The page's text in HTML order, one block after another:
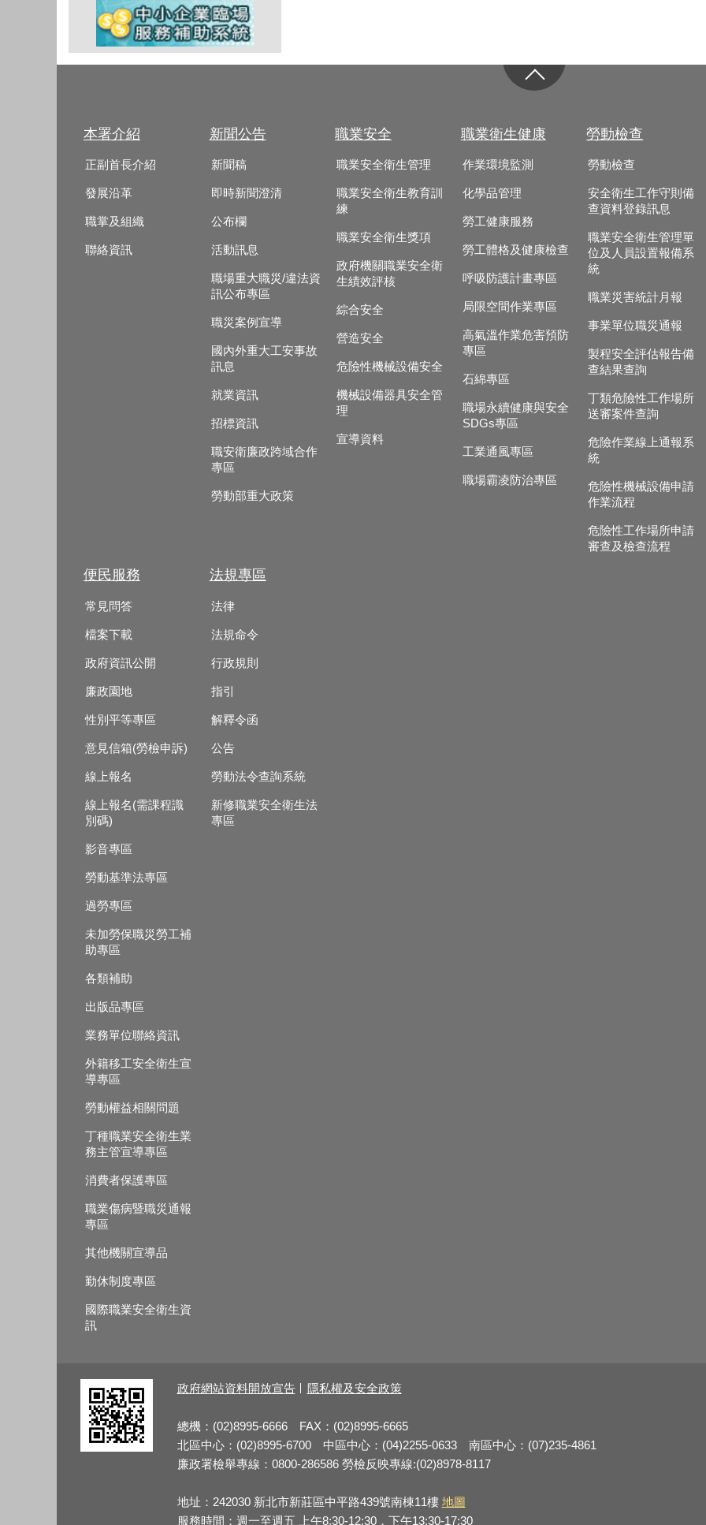
本署介紹
正副首長介紹
發展沿革
職掌及組織
聯絡資訊
新聞公告
新聞稿
即時新聞澄清
公布欄
活動訊息
職場重大職災/違法資
訊公布專區
職災案例宣導
國內外重大工安事故
訊息
就業資訊
招標資訊
職安衛廉政跨域合作
專區
勞動部重大政策
職業安全
職業安全衛生管理
職業安全衛生教育訓
練
職業安全衛生獎項
政府機關職業安全衛
生績效評核
綜合安全
營造安全
危險性機械設備安全
機械設備器具安全管
理
宣導資料
職業衛生健康
作業環境監測
化學品管理
勞工健康服務
勞工體格及健康檢查
呼吸防護計畫專區
局限空間作業專區
高氣溫作業危害預防
專區
石綿專區
職場永續健康與安全
SDGs專區
工業通風專區
職場霸凌防治專區
勞動檢查
勞動檢查
安全衛生工作守則備
查資料登錄訊息
職業安全衛生管理單
位及人員設置報備系
統
職業災害統計月報
事業單位職災通報
製程安全評估報告備
查結果查詢
丁類危險性工作場所
送審案件查詢
危險作業線上通報系
統
危險性機械設備申請
作業流程
危險性工作場所申請
審查及檢查流程
便民服務
常見問答
檔案下載
政府資訊公開
廉政園地
性別平等專區
意見信箱(勞檢申訴)
線上報名
線上報名(需課程識
別碼)
影音專區
勞動基準法專區
過勞專區
未加勞保職災勞工補
助專區
各類補助
出版品專區
業務單位聯絡資訊
外籍移工安全衛生宣
導專區
勞動權益相關問題
丁種職業安全衛生業
務主管宣導專區
消費者保護專區
職業傷病暨職災通報
專區
其他機關宣導品
勤休制度專區
國際職業安全衛生資
訊
法規專區
法律
法規命令
行政規則
指引
解釋令函
公告
勞動法令查詢系統
新修職業安全衛生法
專區
政府網站資料開放宣告 隱私權及安全政策
總機：(02)8995-6666 FAX：(02)8995-6665
北區中心：(02)8995-6700 中區中心：(04)2255-0633 南區中心：(07)235-4861
廉政署檢舉專線：0800-286586 勞檢反映專線:(02)8978-8117
地址：242030 新北市新莊區中平路439號南棟11樓 地圖
服務時間：週一至週五 上午8:30-12:30，下午13:30-17:30